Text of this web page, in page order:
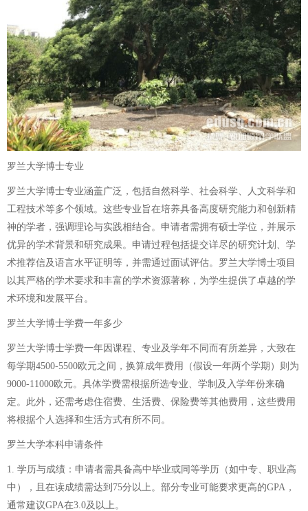
罗兰大学博士专业
罗兰大学博士专业涵盖广泛，包括自然科学、社会科学、人文科学和
工程技术等多个领域。这些专业旨在培养具备高度研究能力和创新精
神的学者，强调理论与实践相结合。申请者需拥有硕士学位，并展示
优异的学术背景和研究成果。申请过程包括提交详尽的研究计划、学
术推荐信及语言水平证明等，并需通过面试评估。罗兰大学博士项目
以其严格的学术要求和丰富的学术资源著称，为学生提供了卓越的学
术环境和发展平台。
罗兰大学博士学费一年多少
罗兰大学博士学费一年因课程、专业及学年不同而有所差异，大致在
每学期4500-5500欧元之间，换算成年费用（假设一年两个学期）则为
9000-11000欧元。具体学费需根据所选专业、学制及入学年份来确
定。此外，还需考虑住宿费、生活费、保险费等其他费用，这些费用
将根据个人选择和生活方式有所不同。
罗兰大学本科申请条件
1. 学历与成绩：申请者需具备高中毕业或同等学历（如中专、职业高
中），且在读成绩需达到75分以上。部分专业可能要求更高的GPA，
通常建议GPA在3.0及以上。